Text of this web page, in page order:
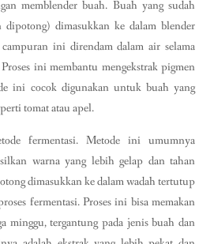
memblender buah. Buah yang sudah
dipotong) dimasukkan ke dalam blender
ini direndam dalam air selama
ini membantu mengekstrak pigmen
ini cocok digunakan untuk buah yang
tomat atau apel.
fermentasi. Metode ini umumnya
warna yang lebih gelap dan tahan
dimasukkan ke dalam wadah tertutup
fermentasi. Proses ini bisa memakan
minggu, tergantung pada jenis buah dan